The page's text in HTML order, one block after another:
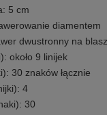
5 cm
diamentem
dwustronny na
około 9 linijek
30 znaków łącznie
4
30